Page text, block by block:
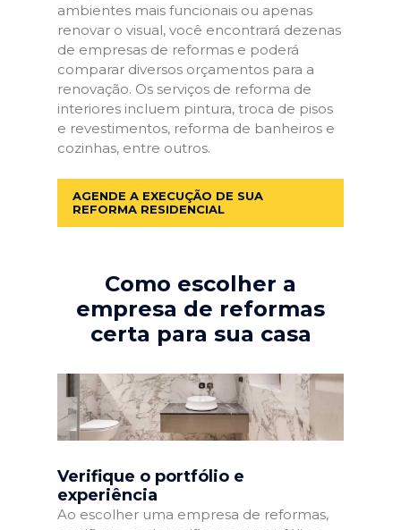
ambientes mais funcionais ou apenas
renovar o visual, você encontrará dezenas
de empresas de reformas e poderá
comparar diversos orçamentos para a
renovação. Os serviços de reforma de
interiores incluem pintura, troca de pisos
e revestimentos, reforma de banheiros e
cozinhas, entre outros.
AGENDE A EXECUÇÃO DE SUA
REFORMA RESIDENCIAL
Como escolher a
empresa de reformas
certa para sua casa
Verifique o portfólio e
experiência
Ao escolher uma empresa de reformas,